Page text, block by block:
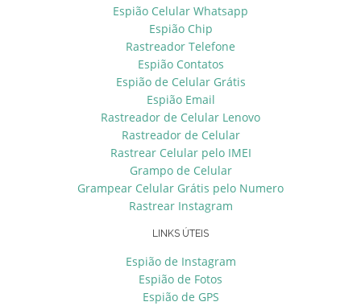
Espião Celular Whatsapp
Espião Chip
Rastreador Telefone
Espião Contatos
Espião de Celular Grátis
Espião Email
Rastreador de Celular Lenovo
Rastreador de Celular
Rastrear Celular pelo IMEI
Grampo de Celular
Grampear Celular Grátis pelo Numero
Rastrear Instagram
LINKS ÚTEIS
Espião de Instagram
Espião de Fotos
Espião de GPS